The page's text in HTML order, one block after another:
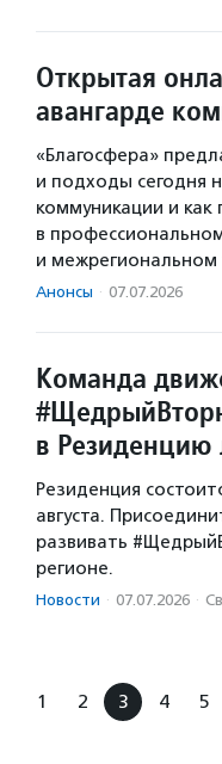
Открытая
авангарде
«Благосфера»
и подходы сегодня
коммуникации и как
в
и межрегиональном
Анонсы · 07.07.2026
Команда
в Резиденцию
Резиденция
августа.
развивать
регионе.
Новости · 07.07.2026 ·
1 2 3 4 5